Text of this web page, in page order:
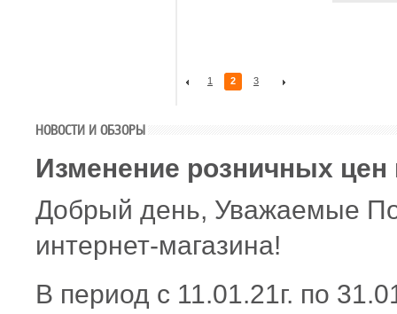
1 2 3
НОВОСТИ И ОБЗОРЫ
Изменение розничных
Добрый день, Уважаемые
интернет-магазина!
В период с 11.01.21г. по